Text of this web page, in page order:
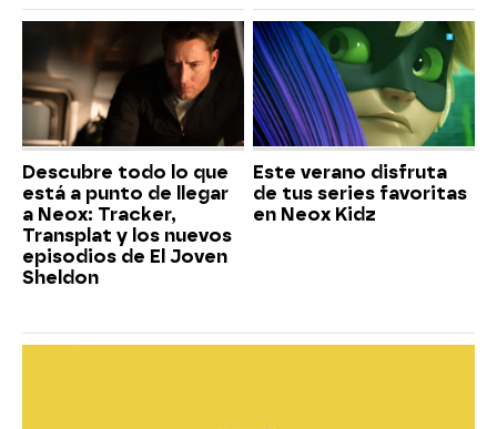
Descubre todo lo que
está a punto de llegar
a Neox: Tracker,
Transplat y los nuevos
episodios de El Joven
Sheldon
Este verano disfruta
de tus series favoritas
en Neox Kidz